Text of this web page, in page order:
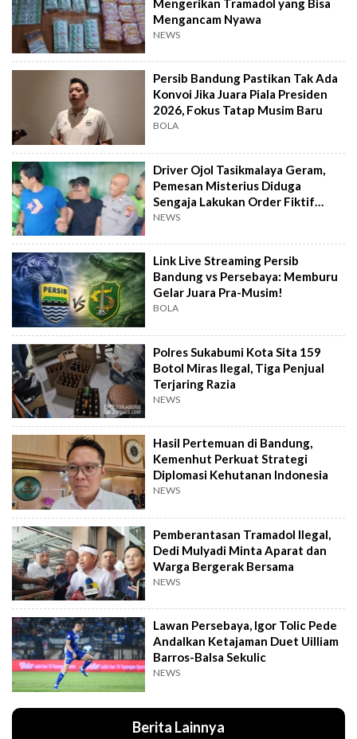
Mengancam Nyawa
NEWS
Persib Bandung Pastikan Tak Ada
Konvoi Jika Juara Piala Presiden
2026, Fokus Tatap Musim Baru
BOLA
Driver Ojol Tasikmalaya Geram,
Pemesan Misterius Diduga
Sengaja Lakukan Order Fiktif
Berulang
NEWS
Link Live Streaming Persib
Bandung vs Persebaya: Memburu
Gelar Juara Pra-Musim!
BOLA
Polres Sukabumi Kota Sita 159
Botol Miras Ilegal, Tiga Penjual
Terjaring Razia
NEWS
Hasil Pertemuan di Bandung,
Kemenhut Perkuat Strategi
Diplomasi Kehutanan Indonesia
NEWS
Pemberantasan Tramadol Ilegal,
Dedi Mulyadi Minta Aparat dan
Warga Bergerak Bersama
NEWS
Lawan Persebaya, Igor Tolic Pede
Andalkan Ketajaman Duet Uilliam
Barros-Balsa Sekulic
NEWS
Berita Lainnya